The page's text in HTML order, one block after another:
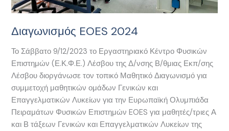
Διαγωνισμός EOES 2024
Το Σάββατο 9/12/2023 το Εργαστηριακό Κέντρο Φυσικών
Επιστημών (Ε.Κ.Φ.Ε.) Λέσβου της Δ/νσης Β/θμιας Εκπ/σης
Λέσβου διοργάνωσε τον τοπικό Μαθητικό Διαγωνισμό για
συμμετοχή μαθητικών ομάδων Γενικών και
Επαγγελματικών Λυκείων για την Ευρωπαϊκή Ολυμπιάδα
Πειραμάτων Φυσικών Επιστημών EOES για μαθητές/τριες Α
και Β τάξεων Γενικών και Επαγγελματικών Λυκείων της